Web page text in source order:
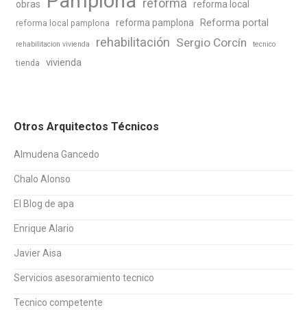
obras reforma reforma local
reforma local pamplona reforma pamplona Reforma portal
rehabilitacion vivienda rehabilitación Sergio Corcín tecnico
tienda vivienda
Otros Arquitectos Técnicos
Almudena Gancedo
Chalo Alonso
El Blog de apa
Enrique Alario
Javier Aisa
Servicios asesoramiento tecnico
Tecnico competente